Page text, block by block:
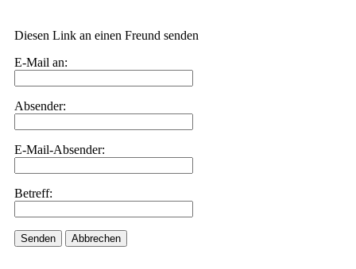
Diesen Link an einen Freund senden
E-Mail an:
Absender:
E-Mail-Absender:
Betreff:
Senden Abbrechen